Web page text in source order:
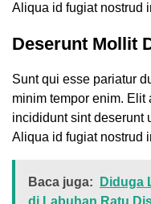
Aliqua id fugiat nostrud
Deserunt Mollit
Sunt qui esse pariatur
minim tempor enim. Elit
incididunt sint deserunt
Aliqua id fugiat nostrud
Baca juga:
Diduga
di Labuhan Ratu